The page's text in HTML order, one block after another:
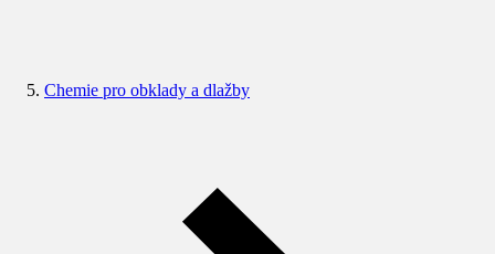
Chemie pro obklady a dlažby